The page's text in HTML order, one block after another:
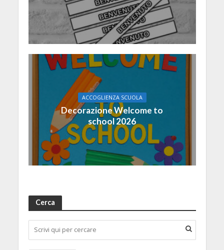
ACCOGLIENZA SCUOLA
Decorazione Welcome to
school 2026
Cerca